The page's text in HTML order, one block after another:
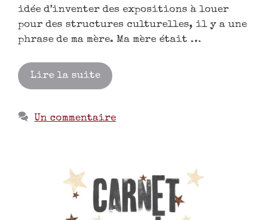
idée d’inventer des expositions à louer
pour des structures culturelles, il y a une
phrase de ma mère. Ma mère était …
Lire la suite
Un commentaire